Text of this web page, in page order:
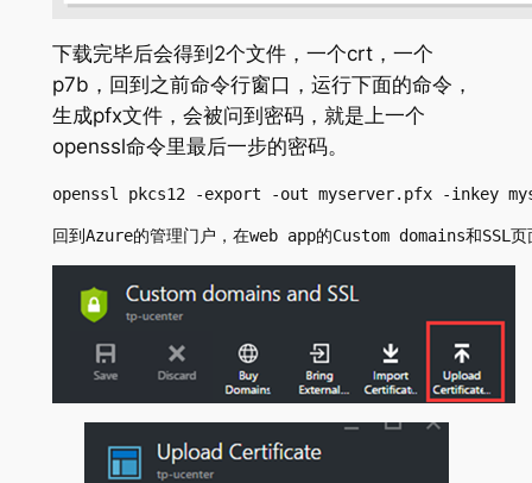
下载完毕后会得到2个文件，一个crt，一个
p7b，回到之前命令行窗口，运行下面的命令，
生成pfx文件，会被问到密码，就是上一个
openssl命令里最后一步的密码。
openssl pkcs12 -export -out myserver.pfx -inkey
回到Azure的管理门户，在web app的Custom domains和SSL